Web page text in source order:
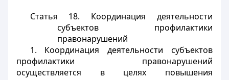
Статья 18. Координация деятельности
субъектов профилактики
правонарушений
1. Координация деятельности субъектов
профилактики правонарушений
осуществляется в целях повышения